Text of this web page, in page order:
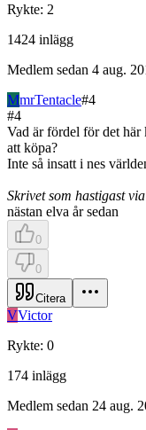
Rykte: 2
1424 inlägg
Medlem sedan 4 aug.
MmrTentacle#4
#4
Vad är fördel för det
att köpa?
Inte så insatt i nes
Skrivet som hastigast
nästan elva år sedan
0
0
Citera
VVictor
Rykte: 0
174 inlägg
Medlem sedan 24 aug.